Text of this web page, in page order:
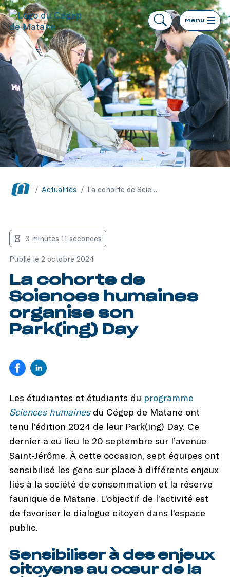
Menu
/ Actualités / La cohorte de Sciences humaines organise son Park(ing) Day
Publié le 2 octobre 2024
3 minutes 11 secondes
La cohorte de
Sciences humaines
organise son
Park(ing) Day
Les étudiantes et étudiants du programme
Sciences humainesdu Cégep de Matane ont
tenu l’édition 2024 de leur Park(ing) Day. Ce
dernier a eu lieu le 20 septembre sur l’avenue
Saint-Jérôme. À cette occasion, sept équipes ont
sensibilisé les gens sur place à différents enjeux
liés à la société de consommation et la réserve
faunique de Matane. L’objectif de l’activité est
de favoriser le dialogue citoyen dans l’espace
public.
Sensibiliser à des enjeux
citoyens au cœur de la